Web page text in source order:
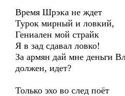
Время Шрэка не ждет
Турок мирный и ловкий,
Гениален мой страйк
Я в зад сдавал ловко!
За армян дай мне деньги
должен, идет?
Только эхо во след поёт